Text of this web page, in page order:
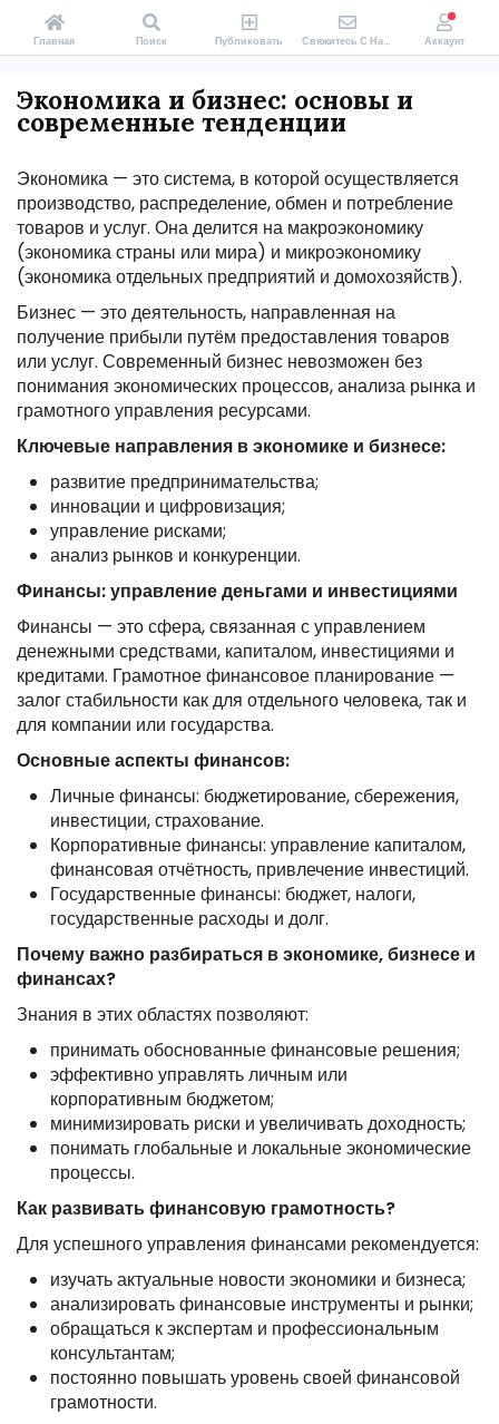
Экономика и бизнес: основы и
современные тенденции
Экономика — это система, в которой осуществляется
производство, распределение, обмен и потребление
товаров и услуг. Она делится на макроэкономику
(экономика страны или мира) и микроэкономику
(экономика отдельных предприятий и домохозяйств).
Бизнес — это деятельность, направленная на
получение прибыли путём предоставления товаров
или услуг. Современный бизнес невозможен без
понимания экономических процессов, анализа рынка и
грамотного управления ресурсами.
Ключевые направления в экономике и бизнесе:
развитие предпринимательства;
инновации и цифровизация;
управление рисками;
анализ рынков и конкуренции.
Финансы: управление деньгами и инвестициями
Финансы — это сфера, связанная с управлением
денежными средствами, капиталом, инвестициями и
кредитами. Грамотное финансовое планирование —
залог стабильности как для отдельного человека, так и
для компании или государства.
Основные аспекты финансов:
Личные финансы: бюджетирование, сбережения,
инвестиции, страхование.
Корпоративные финансы: управление капиталом,
финансовая отчётность, привлечение инвестиций.
Государственные финансы: бюджет, налоги,
государственные расходы и долг.
Почему важно разбираться в экономике, бизнесе и
финансах?
Знания в этих областях позволяют:
принимать обоснованные финансовые решения;
эффективно управлять личным или
корпоративным бюджетом;
минимизировать риски и увеличивать доходность;
понимать глобальные и локальные экономические
процессы.
Как развивать финансовую грамотность?
Для успешного управления финансами рекомендуется:
изучать актуальные новости экономики и бизнеса;
анализировать финансовые инструменты и рынки;
обращаться к экспертам и профессиональным
консультантам;
постоянно повышать уровень своей финансовой
грамотности.
Главная Поиск Публиковать Свяжитесь С Нами Аккаунт